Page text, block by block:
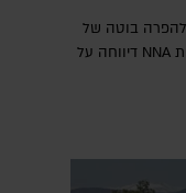
להפרה בוטה של
ארגון הטרור חיזבאללה". סוכנות הידיעות הלבנונית NNA דיווחה על